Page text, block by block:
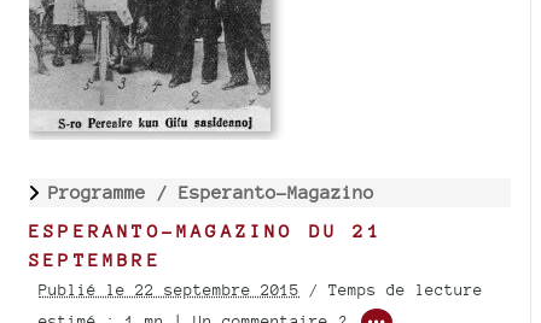
Programme / Esperanto-Magazino
ESPERANTO-MAGAZINO DU 21
SEPTEMBRE
Publié le 22 septembre 2015 / Temps de lecture